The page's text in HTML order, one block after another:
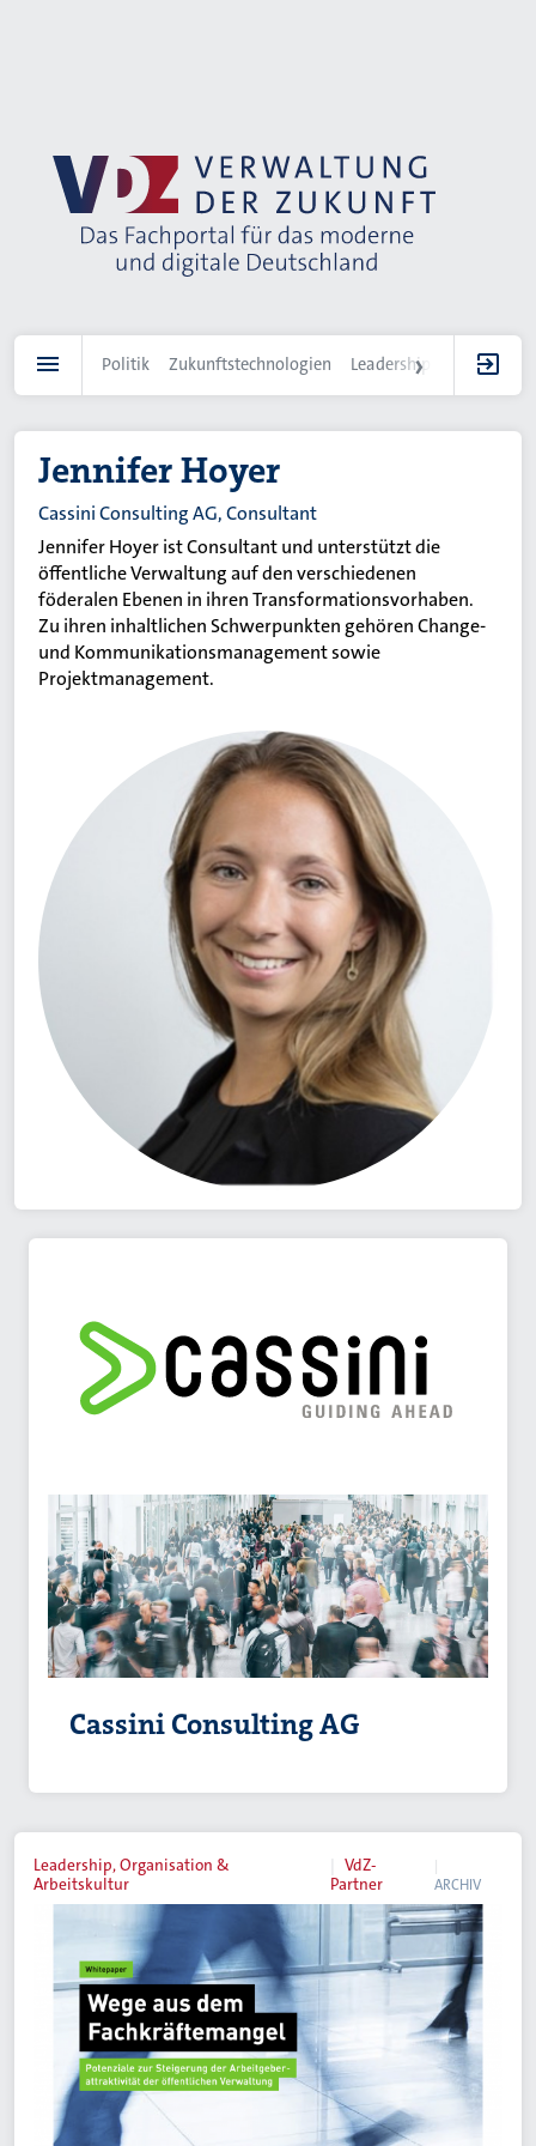
Politik Zukunftstechnologien Leadership IT-
Jennifer Hoyer
Cassini Consulting AG, Consultant
Jennifer Hoyer ist Consultant und unterstützt die
öffentliche Verwaltung auf den verschiedenen
föderalen Ebenen in ihren Transformationsvorhaben.
Zu ihren inhaltlichen Schwerpunkten gehören Change-
und Kommunikationsmanagement sowie
Projektmanagement.
Cassini Consulting AG
Leadership, Organisation &
Arbeitskultur
VdZ-
Partner
ARCHIV